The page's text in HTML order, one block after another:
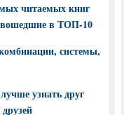
читаемых книг
вошедшие в ТОП-10
системы,
узнать друг